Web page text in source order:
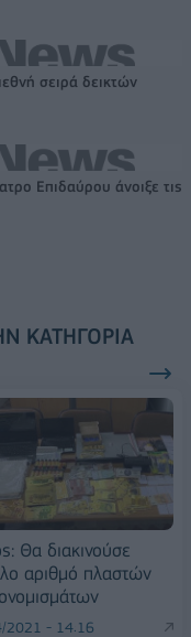
σειρά δεικτών
Επιδαύρου άνοιξε τις
ΚΑΤΗΓΟΡΊΑ
Θα διακινούσε
αριθμό πλαστών
2021 - 14:16